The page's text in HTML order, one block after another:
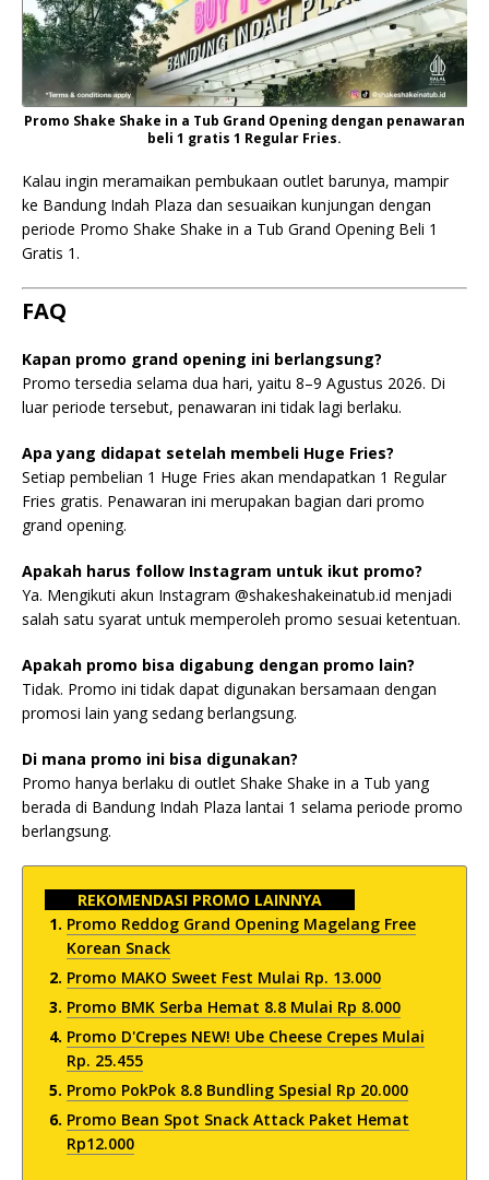
Promo Shake Shake in a Tub Grand Opening dengan penawaran
beli 1 gratis 1 Regular Fries.
Kalau ingin meramaikan pembukaan outlet barunya, mampir
ke Bandung Indah Plaza dan sesuaikan kunjungan dengan
periode Promo Shake Shake in a Tub Grand Opening Beli 1
Gratis 1.
FAQ
Kapan promo grand opening ini berlangsung?
Promo tersedia selama dua hari, yaitu 8–9 Agustus 2026. Di
luar periode tersebut, penawaran ini tidak lagi berlaku.
Apa yang didapat setelah membeli Huge Fries?
Setiap pembelian 1 Huge Fries akan mendapatkan 1 Regular
Fries gratis. Penawaran ini merupakan bagian dari promo
grand opening.
Apakah harus follow Instagram untuk ikut promo?
Ya. Mengikuti akun Instagram @shakeshakeinatub.id menjadi
salah satu syarat untuk memperoleh promo sesuai ketentuan.
Apakah promo bisa digabung dengan promo lain?
Tidak. Promo ini tidak dapat digunakan bersamaan dengan
promosi lain yang sedang berlangsung.
Di mana promo ini bisa digunakan?
Promo hanya berlaku di outlet Shake Shake in a Tub yang
berada di Bandung Indah Plaza lantai 1 selama periode promo
berlangsung.
REKOMENDASI PROMO LAINNYA
Promo Reddog Grand Opening Magelang Free
Korean Snack
Promo MAKO Sweet Fest Mulai Rp. 13.000
Promo BMK Serba Hemat 8.8 Mulai Rp 8.000
Promo D'Crepes NEW! Ube Cheese Crepes Mulai
Rp. 25.455
Promo PokPok 8.8 Bundling Spesial Rp 20.000
Promo Bean Spot Snack Attack Paket Hemat
Rp12.000